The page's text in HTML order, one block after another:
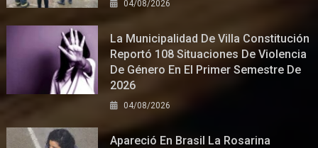
04/08/2026
La Municipalidad De Villa Constitución
Reportó 108 Situaciones De Violencia
De Género En El Primer Semestre De
2026
04/08/2026
Apareció En Brasil La Rosarina